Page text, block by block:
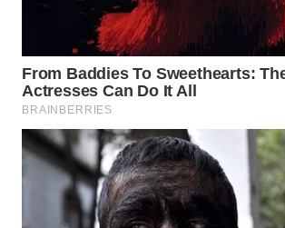
WAHANA
WAHANA
SELEB
WAHANA
PERSONA
WAHANA